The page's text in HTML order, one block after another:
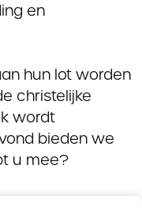
en
hun lot worden
christelijke
wordt
bieden we
u mee?